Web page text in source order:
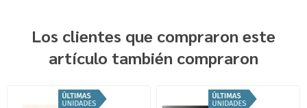
Los clientes que compraron este
artículo también compraron